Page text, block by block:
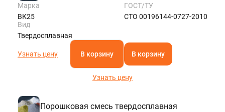
Марка
ВК25
ГОСТ/ТУ
СТО 00196144-0727-2010
Вид
Твердосплавная
Узнать цену В корзину В корзину
Узнать цену
Порошковая смесь твердосплавная